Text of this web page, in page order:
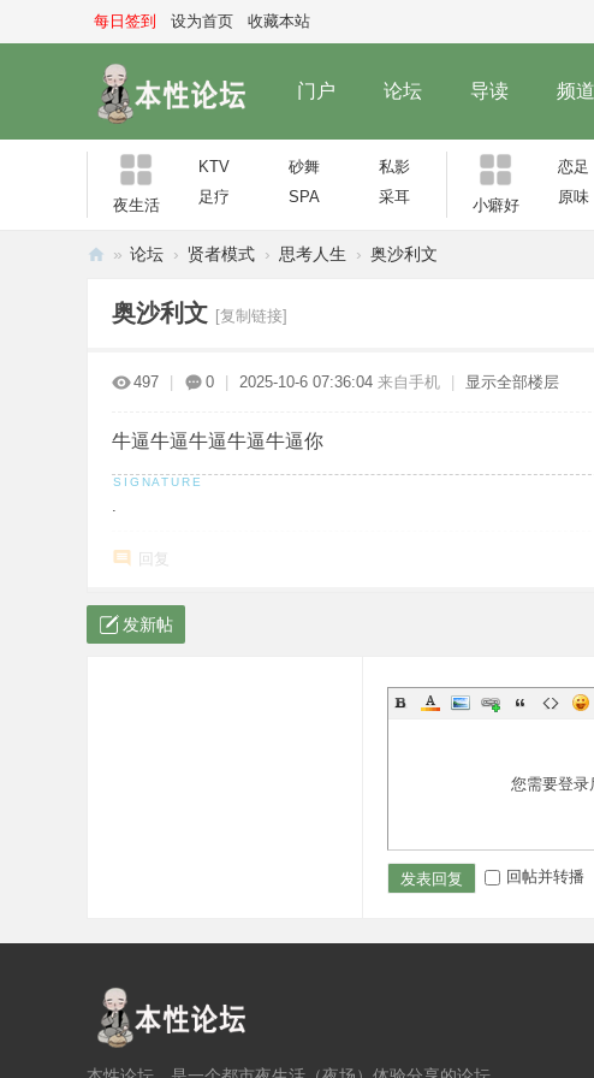
每日签到 设为首页 收藏本站
门户 论坛 导读 频道
夜生活
KTV 砂舞
私影
足疗
SPA 采耳 小癖好
恋足
原味
» 论坛 › 贤者模式 › 思考人生 › 奥沙利文
奥沙利文 [复制链接]
497 0 2025-10-6 07:36:04 来自手机 显示全部楼层
牛逼牛逼牛逼牛逼牛逼你
.
回复
发新帖
您需要登录
发表回复 回帖并转播